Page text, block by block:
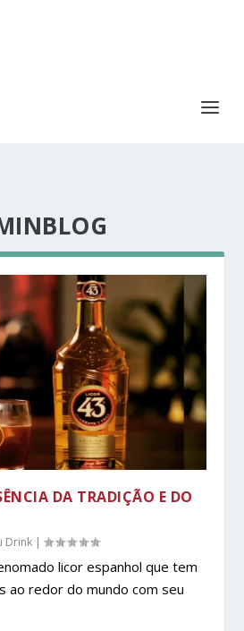
DA TRADIÇÃO E DO
Drink |
licor espanhol que tem
ao redor do mundo com seu